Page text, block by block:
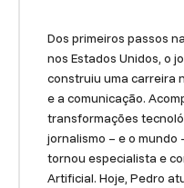
Dos primeiros passos
nos Estados Unidos, o
construiu uma carreira
e a comunicação.
transformações
jornalismo – e o mundo
tornou especialista e
Artificial. Hoje, Pedro